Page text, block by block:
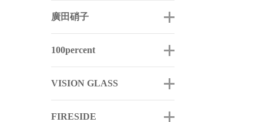
廣田硝子
100percent
VISION GLASS
FIRESIDE